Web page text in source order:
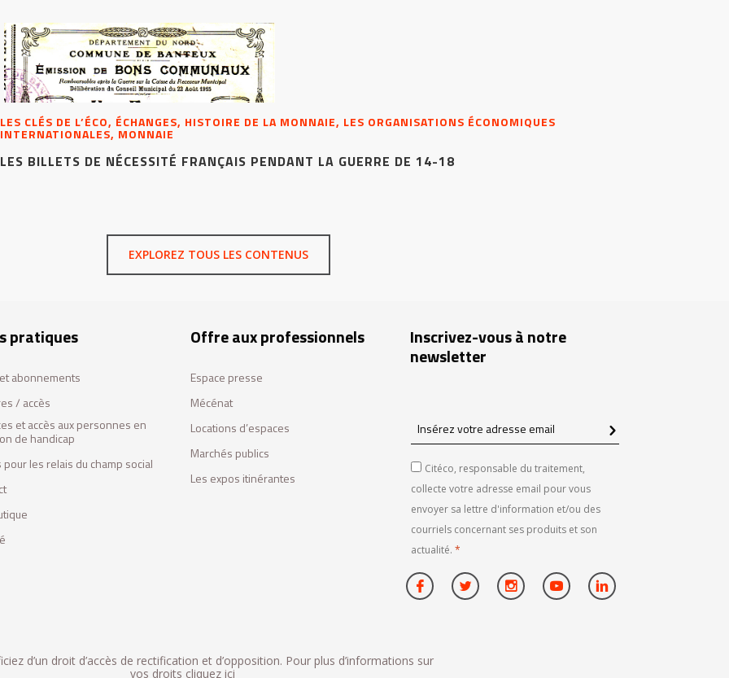
LES CLÉS DE L’ÉCO, ÉCHANGES, HISTOIRE DE LA MONNAIE, LES ORGANISATIONS ÉCONOMIQUES
INTERNATIONALES, MONNAIE
LES BILLETS DE NÉCESSITÉ FRANÇAIS PENDANT LA GUERRE DE 14-18
EXPLOREZ TOUS LES CONTENUS
pratiques
abonnements
/ accès
et accès aux personnes en
de handicap
les relais du champ social
Offre aux professionnels
Espace presse
Mécénat
Locations d’espaces
Marchés publics
Les expos itinérantes
Inscrivez-vous à notre
newsletter
Insérez
votre
adresse
email
Citéco, responsable du traitement,
collecte votre adresse email pour vous
envoyer sa lettre d'information et/ou des
courriels concernant ses produits et son
actualité. *
d’un droit d’accès de rectification et d’opposition. Pour plus d’informations sur
vos droits cliquez ici